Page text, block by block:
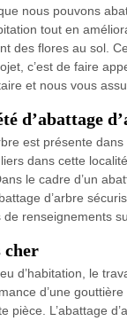
nous pouvons
tout en
des flores au sol.
c’est de faire
et nous vous
d’abattage
est présente
dans cette
le cadre d’un
d’arbre
renseignements
cher
d’habitation, le
d’une
pièce. L’abattage